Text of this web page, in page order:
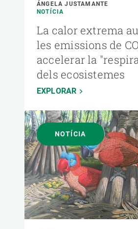
ÁNGELA JUSTAMANTE
NOTÍCIA
La calor extrema
les emissions de
accelerar la
dels ecosistemes
EXPLORAR
NOTÍCIA